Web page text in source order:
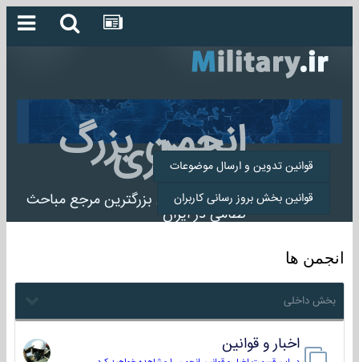
انجمن بزرگ
میلیتاری
انجمن میلیتاری بزرگترین مرجع مباحث
نظامی در ایران
قوانین تدوین و ارسال موضوعات
قوانین بخش بروز رسانی کاربران
انجمن ها
بخش داخلی
اخبار و قوانین
22